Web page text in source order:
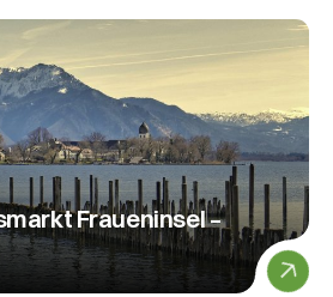
Fraueninsel –